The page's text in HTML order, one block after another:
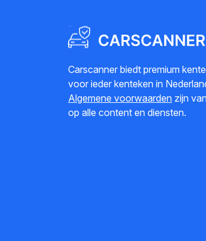
Carscanner biedt premium
voor ieder kenteken in
Algemene voorwaarden zijn
op alle content en diensten.